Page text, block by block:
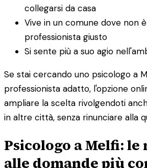
collegarsi da casa
Vive in un comune dove non
professionista giusto
Si sente più a suo agio
Se stai cercando uno psicologo a
professionista adatto, l'opzione
ampliare la scelta rivolgendoti
in altre città, senza rinunciare alla
Psicologo a Melfi: le
alle domande più